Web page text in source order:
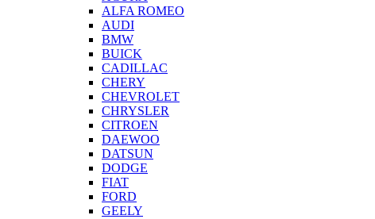
ALFA ROMEO
AUDI
BMW
BUICK
CADILLAC
CHERY
CHEVROLET
CHRYSLER
CITROEN
DAEWOO
DATSUN
DODGE
FIAT
FORD
GEELY